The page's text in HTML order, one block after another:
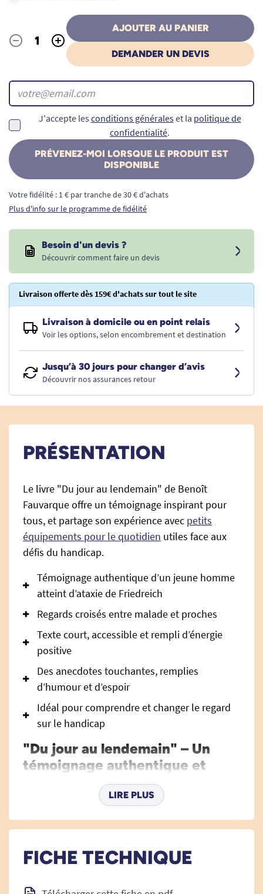
Quantité
- +
AJOUTER AU PANIER
DEMANDER UN DEVIS
J'accepte les conditions généraleset la politique de
confidentialité.
PRÉVENEZ-MOI LORSQUE LE PRODUIT EST
DISPONIBLE
Votre fidélité : 1 € par tranche de 30 € d'achats
Plus d'info sur le programme de fidélité
Besoin d'un devis ?
Découvrir comment faire un devis
Livraison offerte dès 159€ d'achats sur tout le site
Livraison à domicile ou en point relais
Voir les options, selon encombrement et destination
Jusqu’à 30 jours pour changer d’avis
Découvrir nos assurances retour
PRÉSENTATION
Le livre "Du jour au lendemain" de Benoît
Fauvarque offre un témoignage inspirant pour
tous, et partage son expérience avec petits
équipements pour le quotidien utiles face aux
défis du handicap.
Témoignage authentique d’un jeune homme
atteint d’ataxie de Friedreich
Regards croisés entre malade et proches
Texte court, accessible et rempli d’énergie
positive
Des anecdotes touchantes, remplies
d’humour et d’espoir
Idéal pour comprendre et changer le regard
sur le handicap
"Du jour au lendemain" – Un
témoignage authentique et
bouleversant sur le quotidien
avec la maladie
Découvrez "Du jour au lendemain", le premier
ouvre avec sincérité et courage les portes de
son intimité et partage son histoire hors du
LIRE PLUS
FICHE TECHNIQUE